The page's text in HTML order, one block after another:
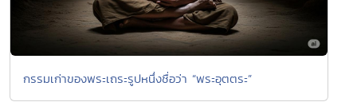
กรรมเก่าของพระเถระรูปหนึ่งชื่อว่า “พระอุตตระ”